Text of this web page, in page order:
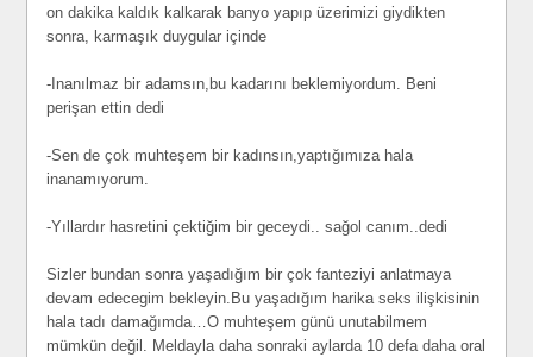
on dakika kaldık kalkarak banyo yapıp üzerimizi giydikten
sonra, karmaşık duygular içinde
-Inanılmaz bir adamsın,bu kadarını beklemiyordum. Beni
perişan ettin dedi
-Sen de çok muhteşem bir kadınsın,yaptığımıza hala
inanamıyorum.
-Yıllardır hasretini çektiğim bir geceydi.. sağol canım..dedi
Sizler bundan sonra yaşadığım bir çok fanteziyi anlatmaya
devam edecegim bekleyin.Bu yaşadığım harika seks ilişkisinin
hala tadı damağımda…O muhteşem günü unutabilmem
mümkün değil. Meldayla daha sonraki aylarda 10 defa daha oral